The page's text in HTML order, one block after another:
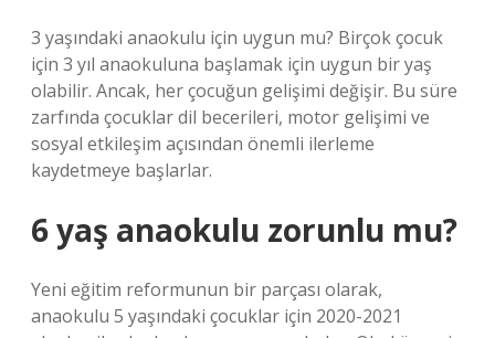
3 yaşındaki anaokulu için uygun mu? Birçok çocuk
için 3 yıl anaokuluna başlamak için uygun bir yaş
olabilir. Ancak, her çocuğun gelişimi değişir. Bu süre
zarfında çocuklar dil becerileri, motor gelişimi ve
sosyal etkileşim açısından önemli ilerleme
kaydetmeye başlarlar.
6 yaş anaokulu zorunlu mu?
Yeni eğitim reformunun bir parçası olarak,
anaokulu 5 yaşındaki çocuklar için 2020-2021